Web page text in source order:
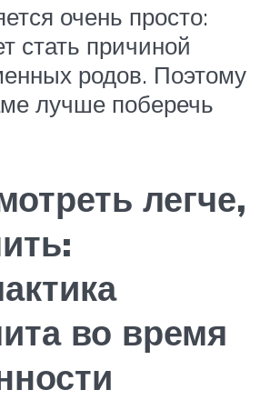
очень просто:
стать причиной
родов. Поэтому
лучше поберечь
легче,
во время